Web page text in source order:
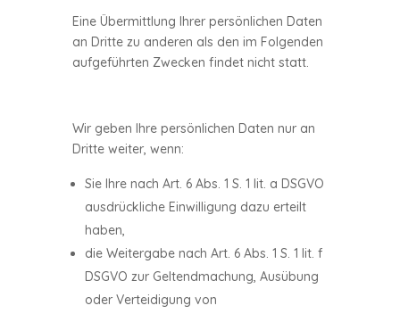
Eine Übermittlung Ihrer persönlichen Daten
an Dritte zu anderen als den im Folgenden
aufgeführten Zwecken findet nicht statt.
Wir geben Ihre persönlichen Daten nur an
Dritte weiter, wenn:
Sie Ihre nach Art. 6 Abs. 1 S. 1 lit. a DSGVO
ausdrückliche Einwilligung dazu erteilt
haben,
die Weitergabe nach Art. 6 Abs. 1 S. 1 lit. f
DSGVO zur Geltendmachung, Ausübung
oder Verteidigung von